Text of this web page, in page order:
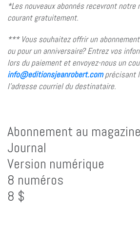
*Les nouveaux abonnés recevront notre
courant gratuitement.
*** Vous souhaitez offrir un
ou pour un anniversaire? Entrez vos
lors du paiement et envoyez-nous un
info@editionsjeanrobert.comprécisant
l’adresse courriel du destinataire.
Abonnement au
Journal
Version numérique
8 numéros
8 $